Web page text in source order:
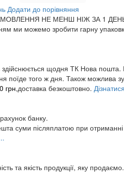
Додати до порівняння
НЕ МЕНШ НІЖ ЗА 1
ми можемо зробити гарну
щодня ТК Нова пошта.
поїде того ж дня. Також можлива
грн,доставка безкоштовно.
банку.
суми післяплатою при отриманні
та якість продукції, яку продаємо.